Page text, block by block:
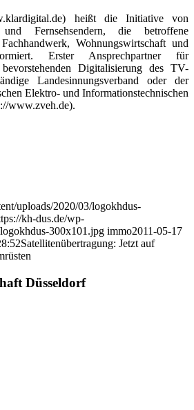
heißt die Initiative von
und Fernsehsendern, die betroffene
Wohnungswirtschaft und
Erster Ansprechpartner für
Digitalisierung des TV-
Landesinnungsverband oder der
Elektro- und Informationstechnischen
www.zveh.de).
uploads/2020/03/logokhdus-
kh-dus.de/wp-
300x101.jpg immo2011-05-17
Satellitenübertragung: Jetzt auf
Düsseldorf